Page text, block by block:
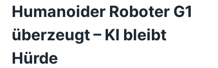
Humanoider Roboter G1
überzeugt – KI bleibt
Hürde